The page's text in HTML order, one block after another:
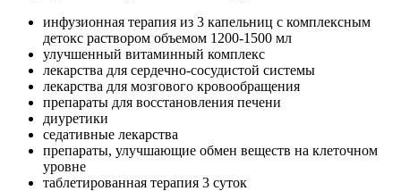
инфузионная терапия из 3 капельниц с комплексным
детокс раствором объемом 1200-1500 мл
улучшенный витаминный комплекс
лекарства для сердечно-сосудистой системы
лекарства для мозгового кровообращения
препараты для восстановления печени
диуретики
седативные лекарства
препараты, улучшающие обмен веществ на клеточном
уровне
таблетированная терапия 3 суток